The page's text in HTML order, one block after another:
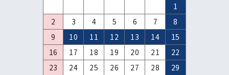
1
2
3 4 5 6 7
8
9
10 11 12 13 14
15
16
17 18 19 20 21
22
23
24 25 26 27 28
29